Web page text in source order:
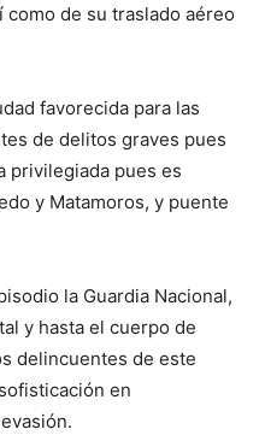
de su traslado aéreo
favorecida para las
de delitos graves pues
privilegiada pues es
y Matamoros, y puente
la Guardia Nacional,
y hasta el cuerpo de
delincuentes de este
en